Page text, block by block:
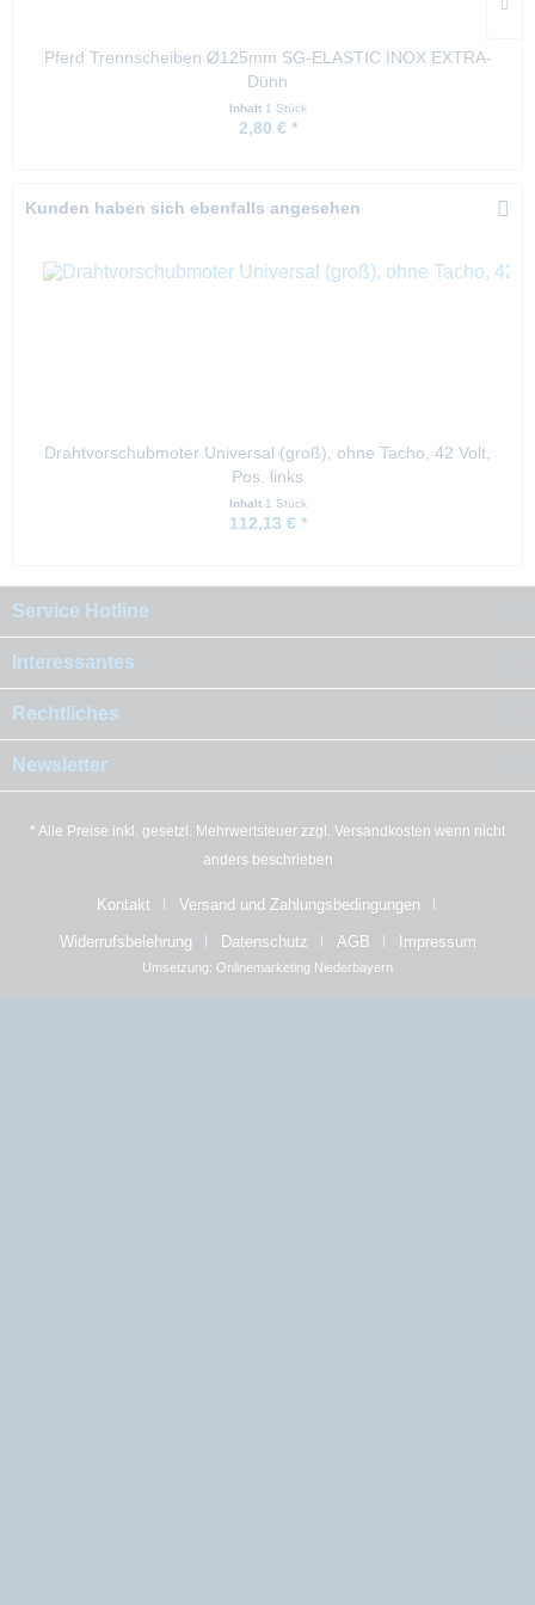
Pferd Trennscheiben Ø125mm SG-ELASTIC INOX EXTRA-
Dünn
Inhalt 1 Stück
2,80 € *
Kunden haben sich ebenfalls angesehen
Drahtvorschubmoter Universal (groß), ohne Tacho, 42 Volt,
Pos. links
Inhalt 1 Stück
112,13 € *
Service Hotline
Interessantes
Rechtliches
Newsletter
* Alle Preise inkl. gesetzl. Mehrwertsteuer zzgl. Versandkosten wenn nicht
anders beschrieben
Kontakt Versand und Zahlungsbedingungen
Widerrufsbelehrung Datenschutz AGB Impressum
Umsetzung: Onlinemarketing Niederbayern